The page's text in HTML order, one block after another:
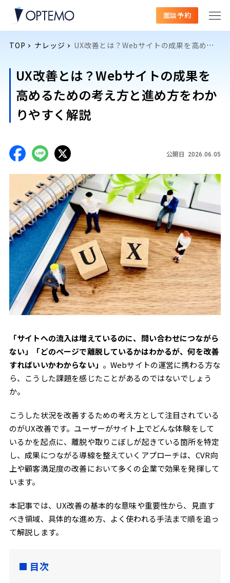
面談予約
TOP ナレッジ UX改善とは？Webサイトの成果を高めるための考え方と進め方をわかりやすく解説
UX改善とは？Webサイトの成果を
高めるための考え方と進め方をわか
りやすく解説
公開日 2026.06.05
「サイトへの流入は増えているのに、問い合わせにつながら
ない」「どのページで離脱しているかはわかるが、何を改善
すればいいかわからない」 。Webサイトの運営に携わる方な
ら、こうした課題を感じたことがあるのではないでしょう
か。
こうした状況を改善するための考え方として注目されている
のがUX改善です。ユーザーがサイト上でどんな体験をして
いるかを起点に、離脱や取りこぼしが起きている箇所を特定
し、成果につながる導線を整えていくアプローチは、CVR向
上や顧客満足度の改善において多くの企業で効果を発揮して
います。
本記事では、UX改善の基本的な意味や重要性から、見直す
べき領域、具体的な進め方、よく使われる手法まで順を追っ
て解説します。
目次